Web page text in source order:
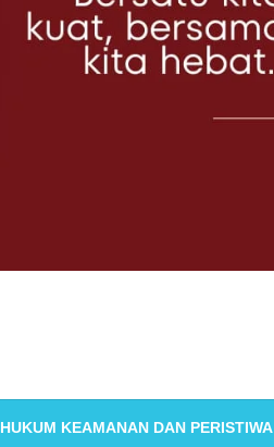
HUKUM KEAMANAN DAN PERISTIWA